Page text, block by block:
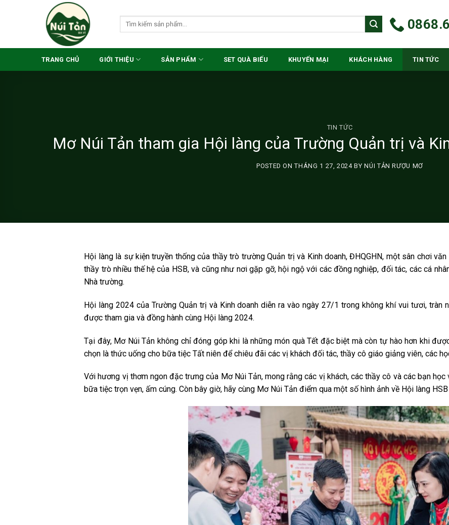
Search
TRANG CHỦ GIỚI THIỆU SẢN PHẨM SET QUÀ BIẾU KHUYẾN MẠI KHÁCH HÀNG TIN TỨC
TIN TỨC
Mơ Núi Tản tham gia Hội làng của Trường Quản trị và
POSTED ONTHÁNG 1 27, 2024BYNÚI TẢN RƯỢU MƠ
Hội làng là sự kiện truyền thống của thầy trò trường Quản trị và Kinh doanh, ĐHQGHN, một sân chơi
thầy trò nhiều thế hệ của HSB, và cũng như nơi gặp gỡ, hội ngộ với các đồng nghiệp, đối tác, các cá
Nhà trường.
Hội làng 2024 của Trường Quản trị và Kinh doanh diễn ra vào ngày 27/1 trong không khí vui tươi, tràn
được tham gia và đồng hành cùng Hội làng 2024.
Tại đây, Mơ Núi Tản không chỉ đóng góp khi là những món quà Tết đặc biệt mà còn tự hào hơn khi
chọn là thức uống cho bữa tiệc Tất niên để chiêu đãi các vị khách đối tác, thầy cô giáo giảng viên, các
Với hương vị thơm ngon đặc trưng của Mơ Núi Tản, mong rằng các vị khách, các thầy cô và các bạn
bữa tiệc trọn vẹn, ấm cúng. Còn bây giờ, hãy cùng Mơ Núi Tản điểm qua một số hình ảnh về Hội làng